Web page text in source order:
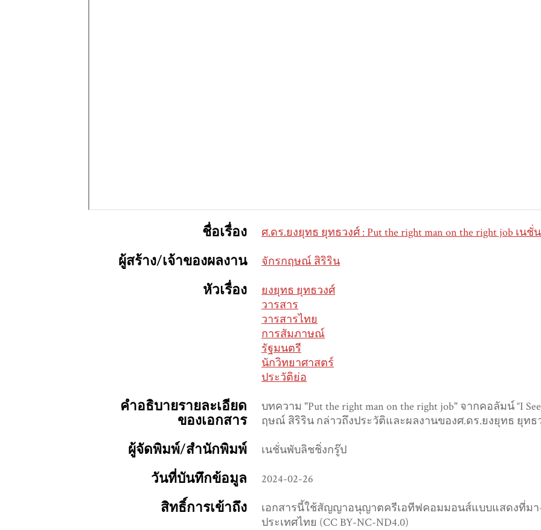
ชื่อเรื่อง ศ.ดร.ยงยุทธ ยุทธวงศ์ : Put the right man on the right job เน
ผู้สร้าง/เจ้าของผลงาน จักรกฤษณ์ สิริริน
หัวเรื่อง
ยงยุทธ ยุทธวงศ์
วารสาร
วารสารไทย
การสัมภาษณ์
รัฐมนตรี
นักวิทยาศาสตร์
ประวัติย่อ
คำอธิบายรายละเอียด
ของเอกสาร
บทความ "Put the right man on the right job" จากคอลัมน์ “I
ฤษณ์ สิริริน กล่าวถึงประวัติและผลงานของศ.ดร.ยงยุทธ ยุทธ
ผู้จัดพิมพ์/สำนักพิมพ์ เนชั่นพับลิชชิ่งกรู๊ป
วันที่บันทึกข้อมูล 2024-02-26
สิทธิ์การเข้าถึง
เอกสารนี้ใช้สัญญาอนุญาตครีเอทีฟคอมมอนส์แบบแสดงที่มา
ประเทศไทย (CC BY-NC-ND4.0)